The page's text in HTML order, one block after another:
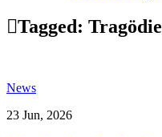
Tagged: Tragödie
News
23 Jun, 2026